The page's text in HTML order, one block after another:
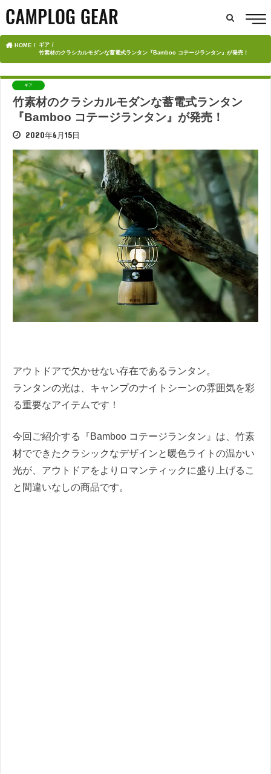
HOME
ギア
竹素材のクラシカルモダンな蓄電式ランタン『Bamboo コテージランタン』が発売！
ギア
竹素材のクラシカルモダンな蓄電式ランタン
『Bamboo コテージランタン』が発売！
2020年6月15日
アウトドアで欠かせない存在であるランタン。
ランタンの光は、キャンプのナイトシーンの雰囲気を彩
る重要なアイテムです！
今回ご紹介する『Bamboo コテージランタン』は、竹素
材でできたクラシックなデザインと暖色ライトの温かい
光が、アウトドアをよりロマンティックに盛り上げるこ
と間違いなしの商品です。